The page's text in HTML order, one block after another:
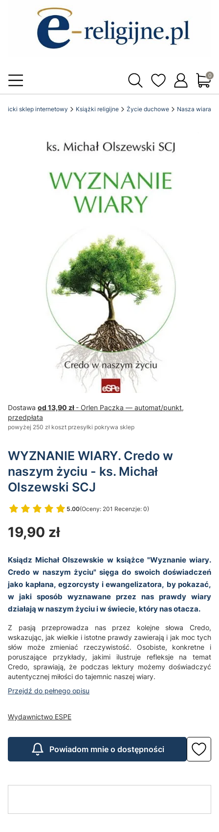
sklep internetowy Książki religijne Życie duchowe Nasza wiara
Dostawa od 13,90 zł - Orlen Paczka — automat/punkt,
przedpłata
powyżej 250 zł koszt przesyłki pokrywa sklep
WYZNANIE WIARY. Credo w
naszym życiu - ks. Michał
Olszewski SCJ
5.00(Oceny: 201 Recenzje: 0)
Przejdź do sekcji Opinie
Cena
19,90 zł
Ksiądz Michał Olszewskie w książce "Wyznanie wiary.
Credo w naszym życiu" sięga do swoich doświadczeń
jako kapłana, egzorcysty i ewangelizatora, by pokazać,
w jaki sposób wyznawane przez nas prawdy wiary
działają w naszym życiu i w świecie, który nas otacza.
Z pasją przeprowadza nas przez kolejne słowa Credo,
wskazując, jak wielkie i istotne prawdy zawierają i jak moc tych
słów może zmieniać rzeczywistość. Osobiste, konkretne i
poruszające przykłady, jakimi ilustruje refleksje na temat
Credo, sprawiają, że podczas lektury możemy doświadczyć
autentycznej miłości do tajemnic naszej wiary.
Przejdź do pełnego opisu
Wydawnictwo ESPE
Powiadom mnie o dostępności